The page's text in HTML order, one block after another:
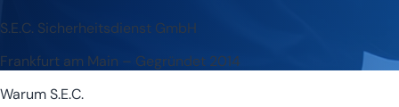
S.E.C. Sicherheitsdienst GmbH
Frankfurt am Main – Gegründet 2014
Warum S.E.C.